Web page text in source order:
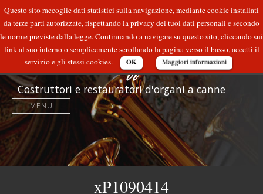
Costruttori e restauratori d'organi a canne
MENU
xP1090414
Questo sito raccoglie dati statistici sulla navigazione, mediante cookie installati
da terze parti autorizzate, rispettando la privacy dei tuoi dati personali e secondo
le norme previste dalla legge. Continuando a navigare su questo sito, cliccando sui
link al suo interno o semplicemente scrollando la pagina verso il basso, accetti il
servizio e gli stessi cookies.
OK Maggiori informazioni